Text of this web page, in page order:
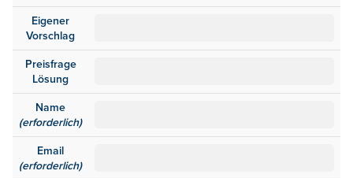
Eigener
Vorschlag
Preisfrage
Lösung
Name
(erforderlich)
Email
(erforderlich)